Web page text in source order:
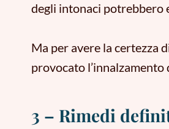
degli intonaci potrebbero
Ma per avere la certezza
provocato
3 – Rimedi